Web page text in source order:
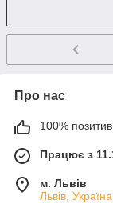
Про нас
100%
Працює з
м. Львів
Львів, Україна